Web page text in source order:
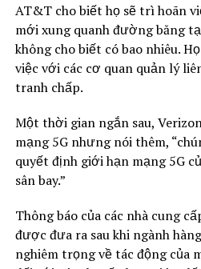
AT&T cho biết họ sẽ trì hoãn
mới xung quanh đường băng
không cho biết có bao nhiêu.
việc với các cơ quan quản lý
tranh chấp.
Một thời gian ngắn sau,
mạng 5G nhưng nói thêm,
quyết định giới hạn mạng 5G
sân bay.”
Thông báo của các nhà cung
được đưa ra sau khi ngành
nghiêm trọng về tác động của